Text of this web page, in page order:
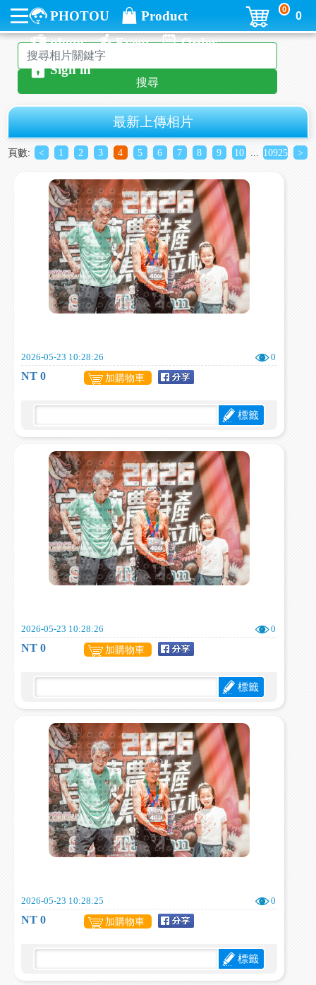
PHOTOU
Product
photo
Event
Order
Sign in
0
0
搜尋
最新上傳相片
頁數: < 1 2 3 4 5 6 7 8 9 10 10925 >
2026-05-23 10:28:26 0
NT 0 加購物車
標籤
2026-05-23 10:28:26 0
NT 0 加購物車
標籤
2026-05-23 10:28:25 0
NT 0 加購物車
標籤